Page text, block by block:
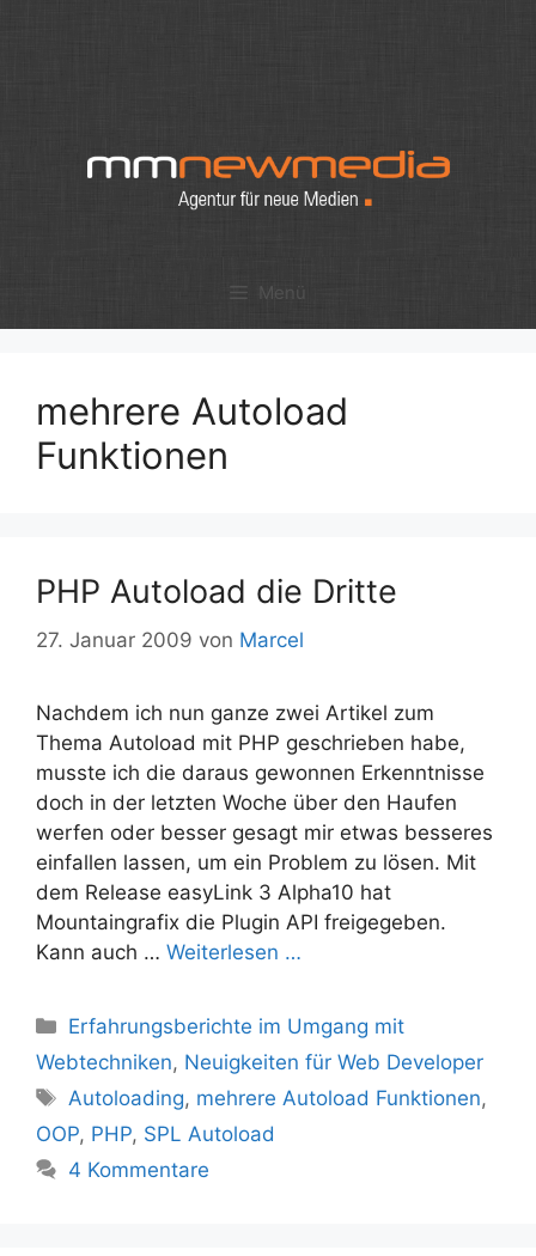
Menü
mehrere Autoload
Funktionen
PHP Autoload die Dritte
27. Januar 2009 von Marcel
Nachdem ich nun ganze zwei Artikel zum
Thema Autoload mit PHP geschrieben habe,
musste ich die daraus gewonnen Erkenntnisse
doch in der letzten Woche über den Haufen
werfen oder besser gesagt mir etwas besseres
einfallen lassen, um ein Problem zu lösen. Mit
dem Release easyLink 3 Alpha10 hat
Mountaingrafix die Plugin API freigegeben.
Kann auch … Weiterlesen …
Kategorien
Erfahrungsberichte im Umgang mit
Webtechniken, Neuigkeiten für Web Developer
Schlagwörter
Autoloading, mehrere Autoload Funktionen,
OOP, PHP, SPL Autoload
4 Kommentare